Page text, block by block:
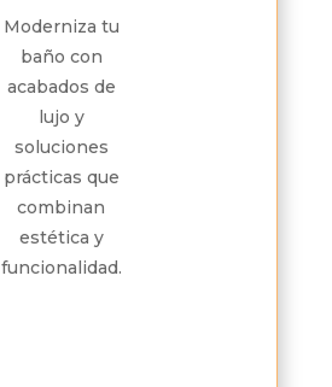
Moderniza tu
baño con
acabados de
lujo y
soluciones
prácticas que
combinan
estética y
funcionalidad.